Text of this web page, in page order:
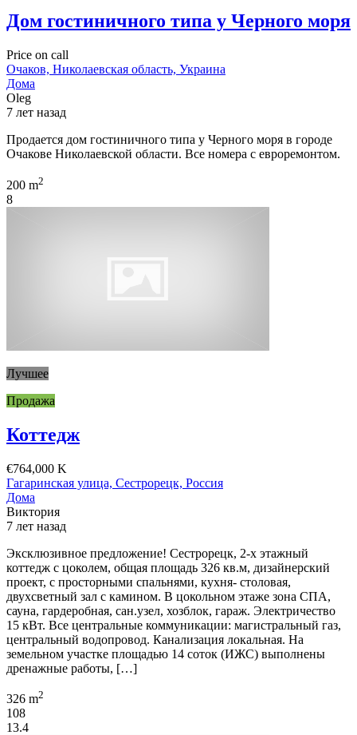
Дом гостиничного типа у Черного моря
Price on call
Очаков, Николаевская область, Украина
Дома
Oleg
7 лет назад
Продается дом гостиничного типа у Черного моря в городе
Очакове Николаевской области. Все номера с евроремонтом.
200 m2
8
Лучшее
Продажа
Коттедж
€764,000 K
Гагаринская улица, Сестрорецк, Россия
Дома
Виктория
7 лет назад
Эксклюзивное предложение! Сестрорецк, 2-х этажный
коттедж с цоколем, общая площадь 326 кв.м, дизайнерский
проект, с просторными спальнями, кухня- столовая,
двухсветный зал с камином. В цокольном этаже зона СПА,
сауна, гардеробная, сан.узел, хозблок, гараж. Электричество
15 кВт. Все центральные коммуникации: магистральный газ,
центральный водопровод. Канализация локальная. На
земельном участке площадью 14 соток (ИЖС) выполнены
дренажные работы, […]
326 m2
108
13.4